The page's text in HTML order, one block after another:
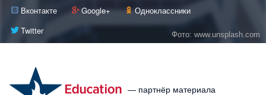
Вконтакте Google+
Одноклассники
Twitter
Фото: www.unsplash.com
— партнёр материала